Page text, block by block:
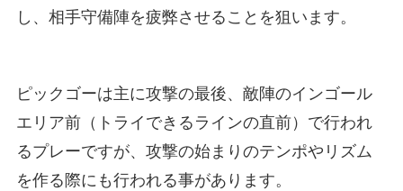
し、相手守備陣を疲弊させることを狙います。
ピックゴーは主に攻撃の最後、敵陣のインゴール
エリア前（トライできるラインの直前）で行われ
るプレーですが、攻撃の始まりのテンポやリズム
を作る際にも行われる事があります。